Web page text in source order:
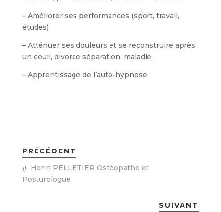
– Améliorer ses performances (sport, travail,
études)
– Atténuer ses douleurs et se reconstruire après
un deuil, divorce séparation, maladie
– Apprentissage de l’auto-hypnose
PRÉCÉDENT
Henri PELLETIER Ostéopathe et
Posturologue
SUIVANT